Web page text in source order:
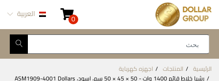
0 العربية
الرئيسية المنتجات
اجهزه كهرباية
رشيا خلاط قائم 1400 وات - 50 × 45 × 50 سم، اسود، ASM1909-4001 Dollars